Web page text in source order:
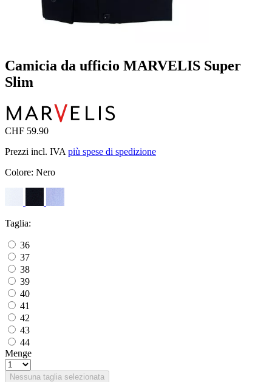
Camicia da ufficio MARVELIS Super
Slim
CHF 59.90
Prezzi incl. IVA più spese di spedizione
Colore: Nero
Taglia:
36
37
38
39
40
41
42
43
44
Menge
Nessuna taglia selezionata